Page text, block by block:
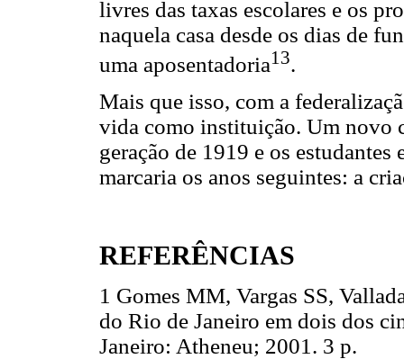
livres das taxas escolares e os
naquela casa desde os dias de
uma aposentadoria13.
Mais que isso, com a
vida como instituição. Um novo
geração de 1919 e os
marcaria os anos seguintes: a
REFERÊNCIAS
1 Gomes MM, Vargas SS,
do Rio de Janeiro em dois dos
Janeiro: Atheneu; 2001. 3 p.